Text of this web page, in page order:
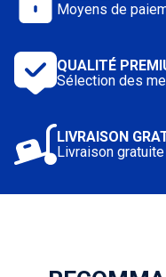
Moyens de
QUALITÉ
Sélection des
LIVRAISON
Livraison